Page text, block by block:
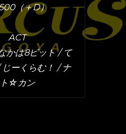
（＋D）
ACT
かは8ビット / て
じーくらむ！ / ナ
ト☆カン